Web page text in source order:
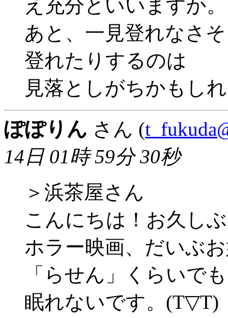
え充分といいますか。
あと、一見登れなさ
登れたりするのは
見落としがちかもし
ぽぽりん さん (
14日 01時 59分 30秒
＞浜茶屋さん
こんにちは！お久し
ホラー映画、だいぶ
「らせん」くらいで
眠れないです。(T▽T)